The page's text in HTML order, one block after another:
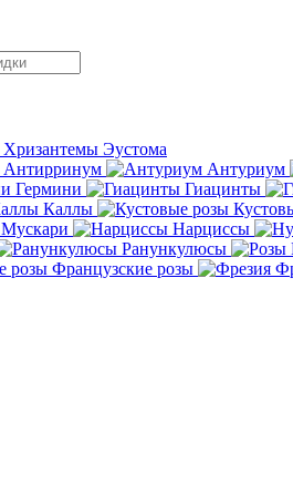
Хризантемы Эустома
Антирринум Антуриум
Гермини Гиацинты
Каллы
Мускари Нарциссы
Ранункулюсы
Французские розы